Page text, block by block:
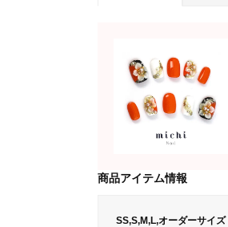
商品アイテム情報
SS,S,M,L,オーダーサイズ